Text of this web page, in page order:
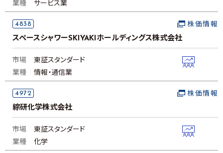
業種
サービス業
4838
スペースシャワーSKIYAKIホールディングス株式会社
株価情報
市場
東証スタンダード
業種
情報・通信業
4972
綜研化学株式会社
株価情報
市場
東証スタンダード
業種
化学